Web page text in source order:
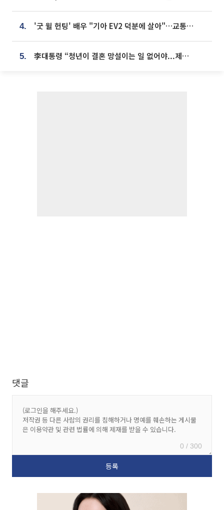
4. '굿 윌 헌팅' 배우 "기아 EV2 덕분에 살아"…교통사고 후 안전성 극찬
5. 李대통령 “청년이 결혼 망설이는 일 없어야...제도상 불이익 조사”
댓글
0 / 300